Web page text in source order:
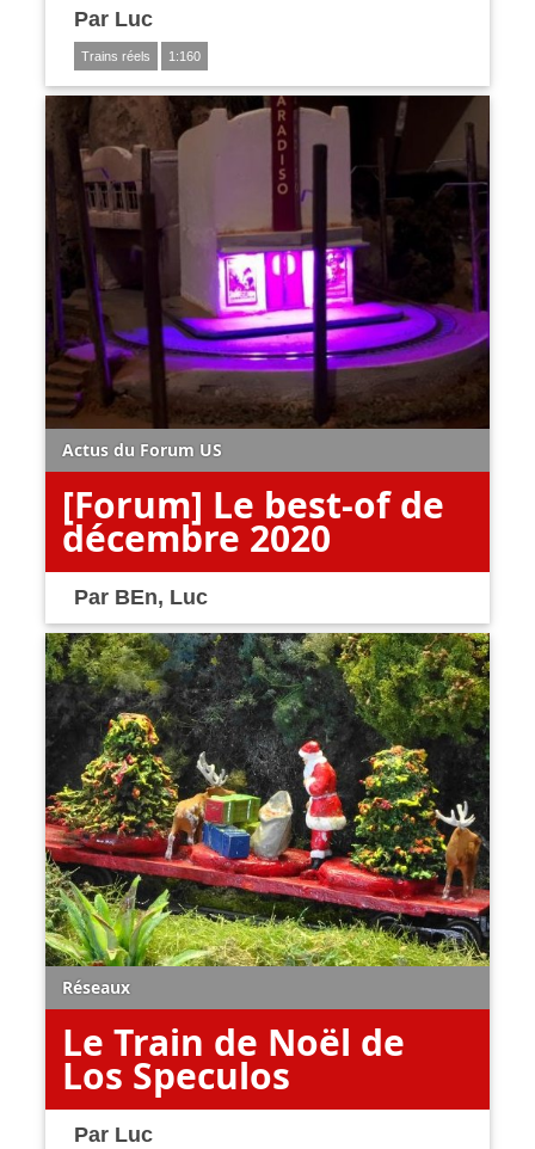
Par Luc
Trains réels 1:160
Actus du Forum US
[Forum] Le best-of de
décembre 2020
Par BEn, Luc
Réseaux
Le Train de Noël de
Los Speculos
Par Luc